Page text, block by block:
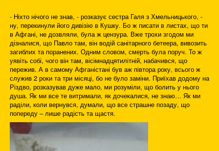
- Ніхто нічого не знав, - розказує сестра Галя з Хмельницького, -
ну, перекинули його дивізію в Кушку. Бо ж писати в листах, що ти
в Афгані, не дозвляли, була ж цензура. Вже трохи згодом ми
дізналися, що Павло там, він водій санітарного бетеера, вивозить
загиблих та поранених. Одним словом, смерть була поруч. То ж
уявіть собі, чого він там, вісімнадцятилітній, набачився, що
пережив. А в самому Афганістані був аж півтора року, всього ж
служив 2 роки та три місяці, бо не було заміни. Приїхав додому на
Різдво, розказував дуже мало, ми розуміли, що болить у нього
душа. Як ми все те витримали, як дочекалися, не знаю… Як ми
раділи, коли вернувся, думали, що все страшне позаду, що
попереду – лише радість та щастя.